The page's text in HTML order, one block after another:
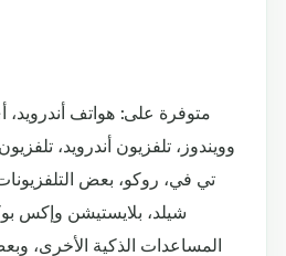
متوفرة على: هواتف
وويندوز، تلفزيون أندرويد،
تي في، روكو، بعض التلفزيونات
شيلد، بلايستيشن وإكس
المساعدات الذكية الأخرى،